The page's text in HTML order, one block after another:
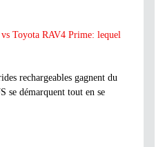
rechargeables gagnent du
se démarquent tout en se